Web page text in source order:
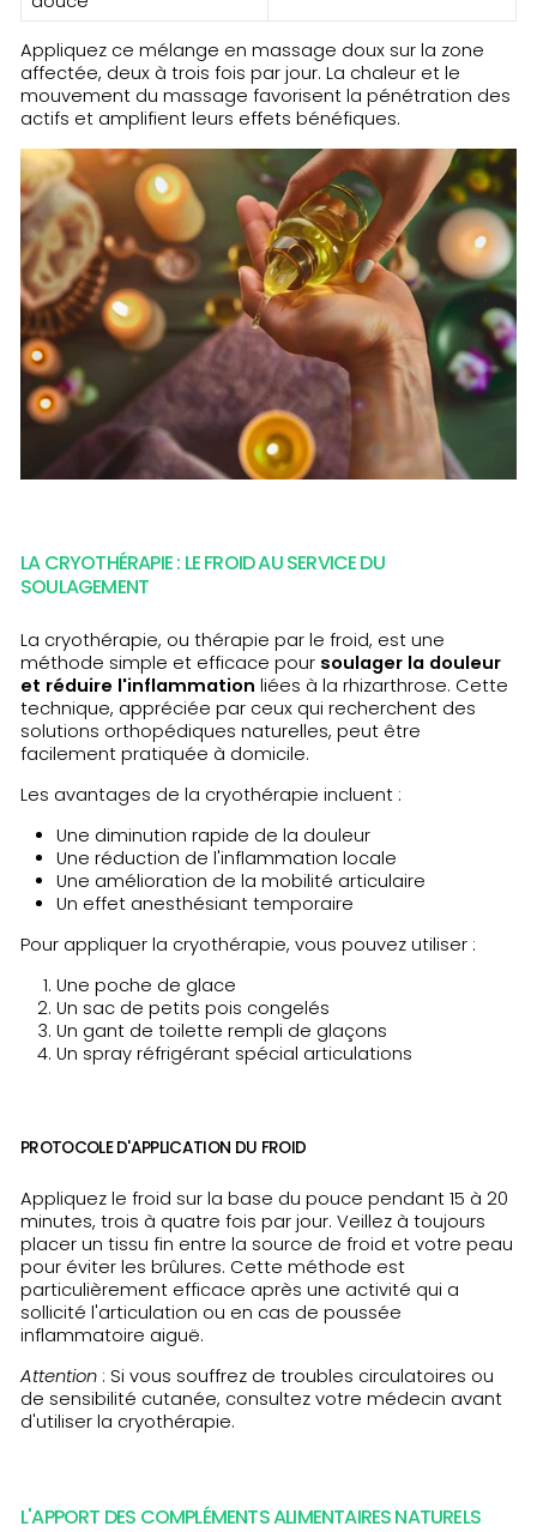
Appliquez ce mélange en massage doux sur la zone
affectée, deux à trois fois par jour. La chaleur et le
mouvement du massage favorisent la pénétration des
actifs et amplifient leurs effets bénéfiques.
LA CRYOTHÉRAPIE : LE FROID AU SERVICE DU
SOULAGEMENT
La cryothérapie, ou thérapie par le froid, est une
méthode simple et efficace pour soulager la douleur
et réduire l'inflammation liées à la rhizarthrose. Cette
technique, appréciée par ceux qui recherchent des
solutions orthopédiques naturelles, peut être
facilement pratiquée à domicile.
Les avantages de la cryothérapie incluent :
Une diminution rapide de la douleur
Une réduction de l'inflammation locale
Une amélioration de la mobilité articulaire
Un effet anesthésiant temporaire
Pour appliquer la cryothérapie, vous pouvez utiliser :
Une poche de glace
Un sac de petits pois congelés
Un gant de toilette rempli de glaçons
Un spray réfrigérant spécial articulations
PROTOCOLE D'APPLICATION DU FROID
Appliquez le froid sur la base du pouce pendant 15 à 20
minutes, trois à quatre fois par jour. Veillez à toujours
placer un tissu fin entre la source de froid et votre peau
pour éviter les brûlures. Cette méthode est
particulièrement efficace après une activité qui a
sollicité l'articulation ou en cas de poussée
inflammatoire aiguë.
Attention : Si vous souffrez de troubles circulatoires ou
de sensibilité cutanée, consultez votre médecin avant
d'utiliser la cryothérapie.
L'APPORT DES COMPLÉMENTS ALIMENTAIRES NATURELS